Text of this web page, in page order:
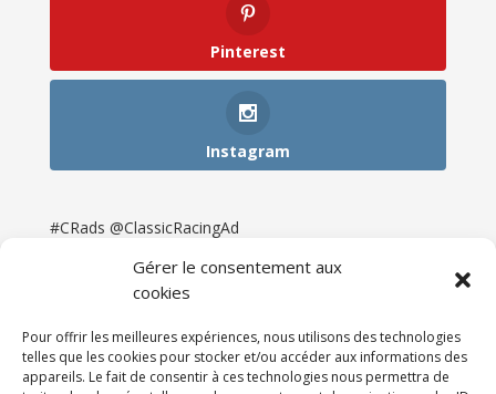
Gérer le consentement aux
cookies
Pour offrir les meilleures expériences, nous utilisons des technologies
telles que les cookies pour stocker et/ou accéder aux informations des
appareils. Le fait de consentir à ces technologies nous permettra de
Pinterest
Instagram
#CRads @ClassicRacingAd